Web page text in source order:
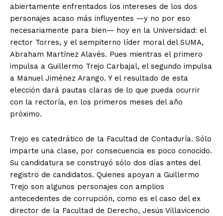
abiertamente enfrentados los intereses de los dos
personajes acaso más influyentes —y no por eso
necesariamente para bien— hoy en la Universidad: el
rector Torres, y el sempiterno líder moral del SUMA,
Abraham Martínez Alavés. Pues mientras el primero
impulsa a Guillermo Trejo Carbajal, el segundo impulsa
a Manuel Jiménez Arango. Y el resultado de esta
elección dará pautas claras de lo que pueda ocurrir
con la rectoría, en los primeros meses del año
próximo.
Trejo es catedrático de la Facultad de Contaduría. Sólo
imparte una clase, por consecuencia es poco conocido.
Su candidatura se construyó sólo dos días antes del
registro de candidatos. Quienes apoyan a Guillermo
Trejo son algunos personajes con amplios
antecedentes de corrupción, como es el caso del ex
director de la Facultad de Derecho, Jesús Villavicencio